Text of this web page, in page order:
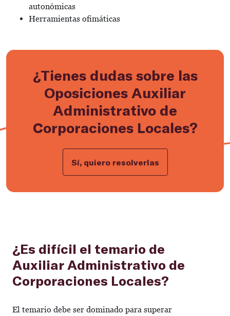
autonómicas
Herramientas ofimáticas
¿Tienes dudas sobre las
Oposiciones Auxiliar
Administrativo de
Corporaciones Locales?
Sí, quiero resolverlas
¿Es difícil el temario de
Auxiliar Administrativo de
Corporaciones Locales?
El temario debe ser dominado para superar